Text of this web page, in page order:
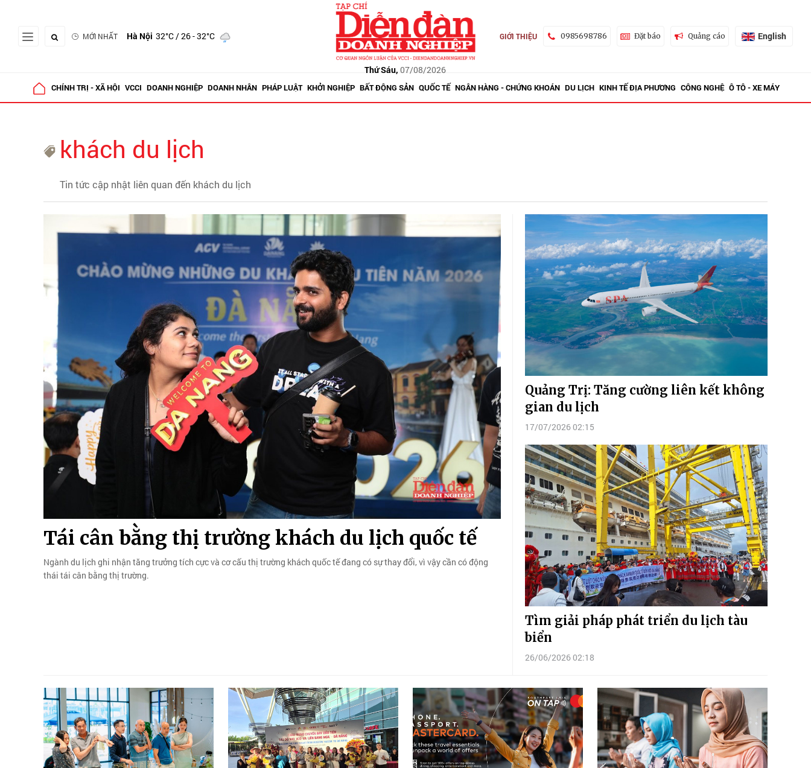
MỚI NHẤT Hà Nội 32°C/ 26 - 32°C
Thứ Sáu, 07/08/2026
GIỚI THIỆU 0985698786 Đặt báo Quảng cáo English
CHÍNH TRỊ - XÃ HỘI VCCI DOANH NGHIỆP DOANH NHÂN PHÁP LUẬT KHỞI NGHIỆP BẤT ĐỘNG SẢN QUỐC TẾ NGÂN HÀNG - CHỨNG KHOÁN DU LỊCH KINH TẾ ĐỊA PHƯƠNG CÔNG NGHỆ Ô TÔ - XE MÁY
khách du lịch
Tin tức cập nhật liên quan đến khách du lịch
Tái cân bằng thị trường khách du lịch quốc tế
Ngành du lịch ghi nhận tăng trưởng tích cực và cơ cấu thị trường khách quốc tế đang có sự thay đổi, vì vậy cần có động
thái tái cân bằng thị trường.
Quảng Trị: Tăng cường liên kết không
gian du lịch
17/07/2026 02:15
Tìm giải pháp phát triển du lịch tàu
biển
26/06/2026 02:18